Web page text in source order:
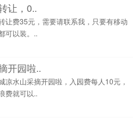
让，0..
让费35元，需要请联系我，只要有移动
可以装。..
开园啦..
凉水山采摘开园啦，入园费每人10元，
费就可以..